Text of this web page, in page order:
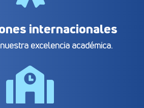
internacionales
excelencia académica.
